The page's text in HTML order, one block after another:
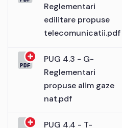
Reglementari
edilitare propuse
telecomunicatii.pdf
PUG 4.3 - G-
Reglementari
propuse alim gaze
nat.pdf
PUG 4.4 - T-